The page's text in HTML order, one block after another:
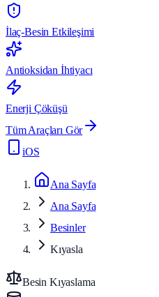
İlaç-Besin Etkileşimi
Antioksidan İhtiyacı
Enerji Çöküşü
Tüm Araçları Gör
iOS
Ana Sayfa
Ana Sayfa
Besinler
Kıyasla
Besin Kıyaslama